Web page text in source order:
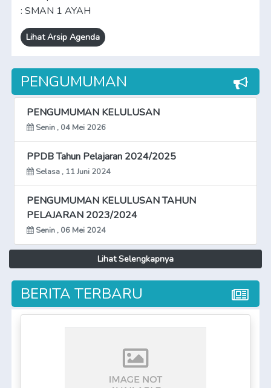
: SMAN 1 AYAH
Lihat Arsip Agenda
PENGUMUMAN
PENGUMUMAN KELULUSAN
Senin , 04 Mei 2026
PPDB Tahun Pelajaran 2024/2025
Selasa , 11 Juni 2024
PENGUMUMAN KELULUSAN TAHUN
PELAJARAN 2023/2024
Senin , 06 Mei 2024
Lihat Selengkapnya
BERITA TERBARU